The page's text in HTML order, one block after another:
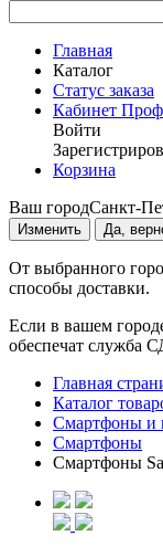
Главная
Каталог
Статус заказа
Кабинет
Войти
Корзина
Ваш городСанкт-
Изменить Да,
От выбранного
способы доставки.
Если в вашем
обеспечат служба
Главная
Каталог
Смартфоны и
Смартфоны
Смартфоны